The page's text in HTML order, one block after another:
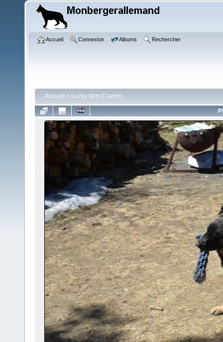
Accueil Connexion Albums Rechercher
Accueil > Lucky Vom Cuenin